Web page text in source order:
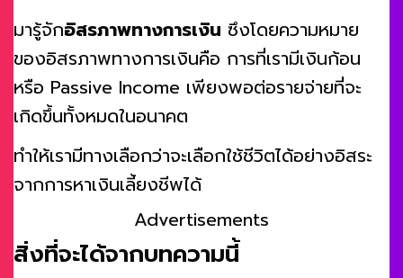
มารู้จักอิสรภาพทางการเงิน ซึงโดยความหมาย
ของอิสรภาพทางการเงินคือ การที่เรามีเงินก้อน
หรือ Passive Income เพียงพอต่อรายจ่ายที่จะ
เกิดขึ้นทั้งหมดในอนาคต
ทำให้เรามีทางเลือกว่าจะเลือกใช้ชีวิตได้อย่างอิสระ
จากการหาเงินเลี้ยงชีพได้
Advertisements
สิ่งที่จะได้จากบทความนี้